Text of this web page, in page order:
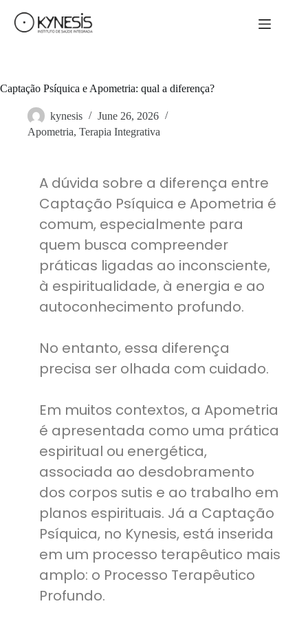
Captação Psíquica e Apometria: qual a diferença?
kynesis
June 26, 2026
Apometria, Terapia Integrativa
A dúvida sobre a diferença entre
Captação Psíquica e Apometria é
comum, especialmente para
quem busca compreender
práticas ligadas ao inconsciente,
à espiritualidade, à energia e ao
autoconhecimento profundo.
No entanto, essa diferença
precisa ser olhada com cuidado.
Em muitos contextos, a Apometria
é apresentada como uma prática
espiritual ou energética,
associada ao desdobramento
dos corpos sutis e ao trabalho em
planos espirituais. Já a Captação
Psíquica, no Kynesis, está inserida
em um processo terapêutico mais
amplo: o Processo Terapêutico
Profundo.